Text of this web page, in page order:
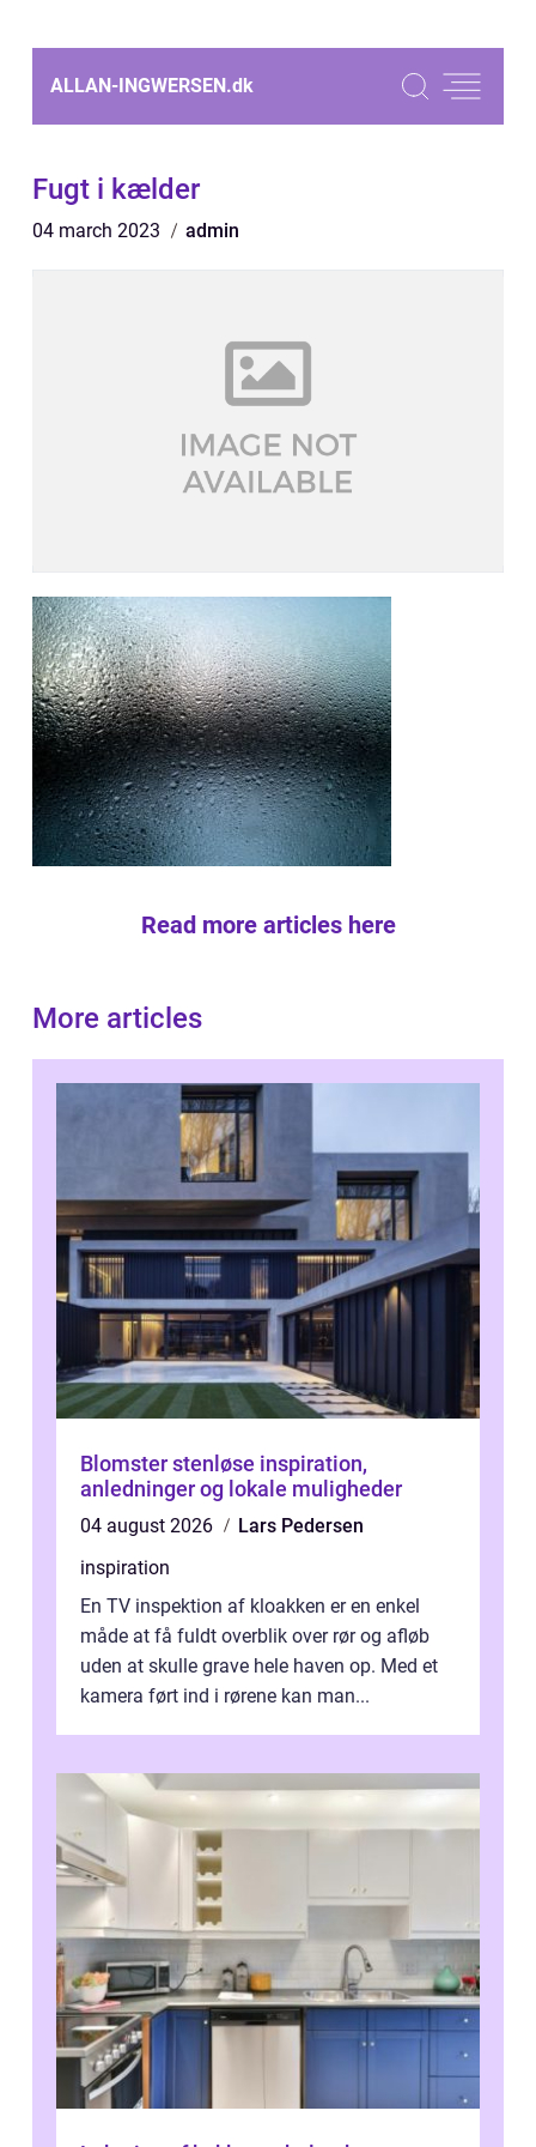
ALLAN-INGWERSEN.dk
Fugt i kælder
04 march 2023 admin
Read more articles here
More articles
Blomster stenløse inspiration,
anledninger og lokale muligheder
04 august 2026
Lars Pedersen
inspiration
En TV inspektion af kloakken er en enkel
måde at få fuldt overblik over rør og afløb
uden at skulle grave hele haven op. Med et
kamera ført ind i rørene kan man...